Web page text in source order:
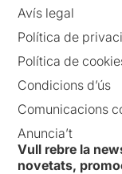
Avís legal
Política de
Política de
Condicions d’ús
Comunicacions
Anuncia’t
Vull rebre la
novetats,